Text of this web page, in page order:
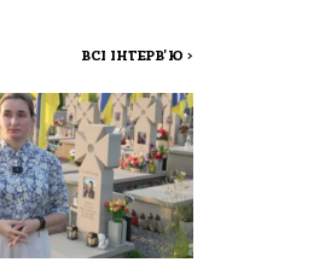
ВСІ ІНТЕРВ'Ю >